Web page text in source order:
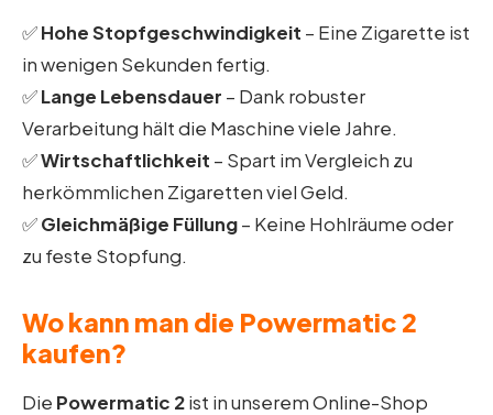
✅Hohe Stopfgeschwindigkeit – Eine Zigarette ist
in wenigen Sekunden fertig.
✅Lange Lebensdauer – Dank robuster
Verarbeitung hält die Maschine viele Jahre.
✅Wirtschaftlichkeit – Spart im Vergleich zu
herkömmlichen Zigaretten viel Geld.
✅Gleichmäßige Füllung– Keine Hohlräume oder
zu feste Stopfung.
Wo kann man die Powermatic 2
kaufen?
Die Powermatic 2ist in unserem Online-Shop